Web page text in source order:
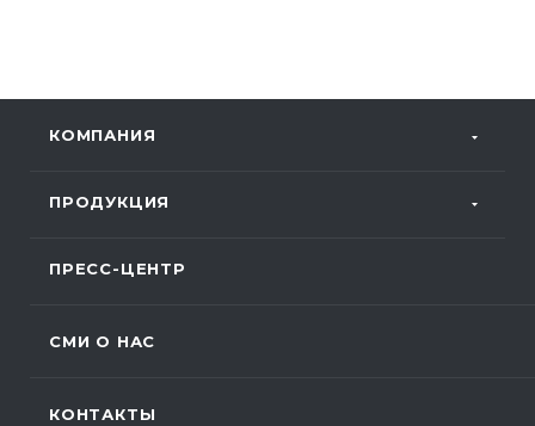
КОМПАНИЯ
ПРОДУКЦИЯ
ПРЕСС-ЦЕНТР
СМИ О НАС
КОНТАКТЫ